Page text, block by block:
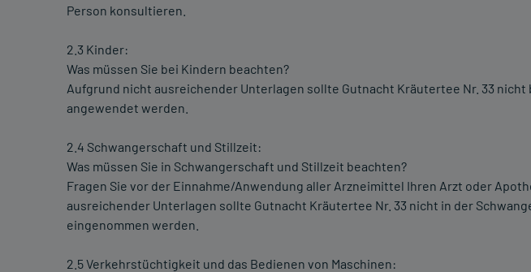
Person konsultieren.
2.3 Kinder:
Was müssen Sie bei Kindern beachten?
Aufgrund nicht ausreichender Unterlagen sollte Gutnacht Kräutertee Nr. 33 nicht
angewendet werden.
2.4 Schwangerschaft und Stillzeit:
Was müssen Sie in Schwangerschaft und Stillzeit beachten?
Fragen Sie vor der Einnahme/Anwendung aller Arzneimittel Ihren Arzt oder
ausreichender Unterlagen sollte Gutnacht Kräutertee Nr. 33 nicht in der
eingenommen werden.
2.5 Verkehrstüchtigkeit und das Bedienen von Maschinen: